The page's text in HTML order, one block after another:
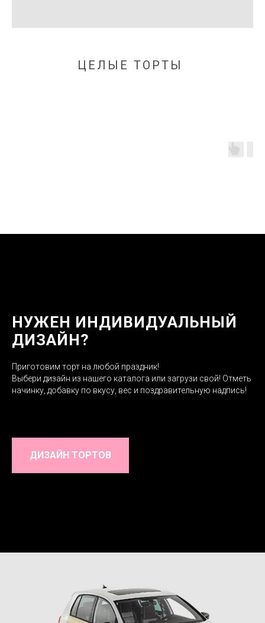
ЦЕЛЫЕ ТОРТЫ
НУЖЕН ИНДИВИДУАЛЬНЫЙ
ДИЗАЙН?
Приготовим торт на любой праздник!
Выбери дизайн из нашего каталога или загрузи свой! Отметь
начинку, добавку по вкусу, вес и поздравительную надпись!
ДИЗАЙН ТОРТОВ